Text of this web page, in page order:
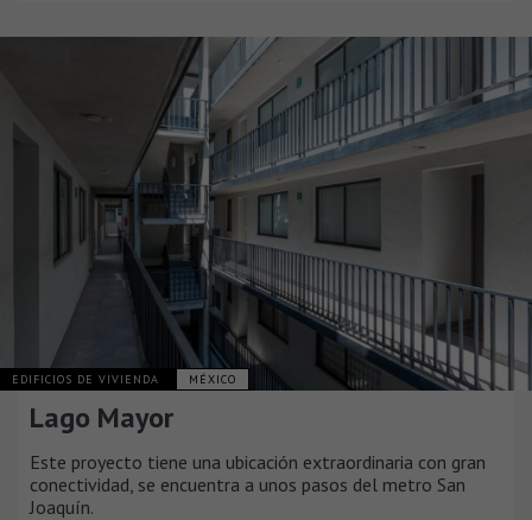
EDIFICIOS DE VIVIENDA MÉXICO
Lago Mayor
Este proyecto tiene una ubicación extraordinaria con gran
conectividad, se encuentra a unos pasos del metro San
Joaquín.